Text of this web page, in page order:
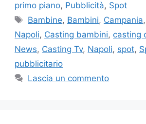
primo piano, Pubblicità, Spot
Tag
Bambine, Bambini, Campania,
Napoli, Casting bambini, casting
News, Casting Tv, Napoli, spot,
pubblicitario
Lascia un commento